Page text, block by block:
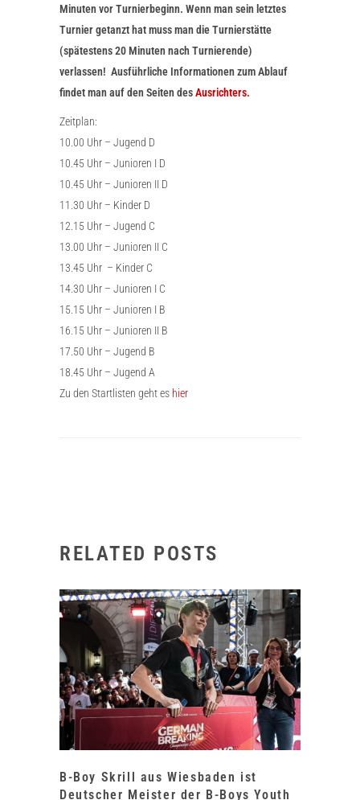
Minuten vor Turnierbeginn. Wenn man sein letztes
Turnier getanzt hat muss man die Turnierstätte
(spätestens 20 Minuten nach Turnierende)
verlassen! Ausführliche Informationen zum Ablauf
findet man auf den Seiten desAusrichters.
Zeitplan:
10.00 Uhr – Jugend D
10.45 Uhr – Junioren I D
10.45 Uhr – Junioren II D
11.30 Uhr – Kinder D
12.15 Uhr – Jugend C
13.00 Uhr – Junioren II C
13.45 Uhr – Kinder C
14.30 Uhr – Junioren I C
15.15 Uhr – Junioren I B
16.15 Uhr – Junioren II B
17.50 Uhr – Jugend B
18.45 Uhr – Jugend A
Zu den Startlisten geht es hier
RELATED POSTS
B-Boy Skrill aus Wiesbaden ist
Deutscher Meister der B-Boys Youth